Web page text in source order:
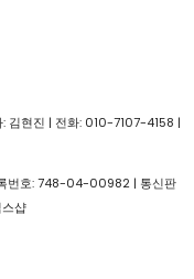
: 김현진 | 전화: 010-7107-4158 |
번호:748-04-00982 | 통신판
샵